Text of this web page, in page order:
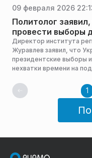
09 февраля 2026
Политолог
провести выборы
Директор института
Журавлев заявил, что
президентские выборы
нехватки времени на
1